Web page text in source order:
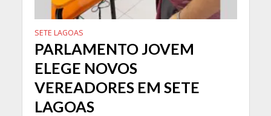
SETE LAGOAS
PARLAMENTO JOVEM
ELEGE NOVOS
VEREADORES EM SETE
LAGOAS